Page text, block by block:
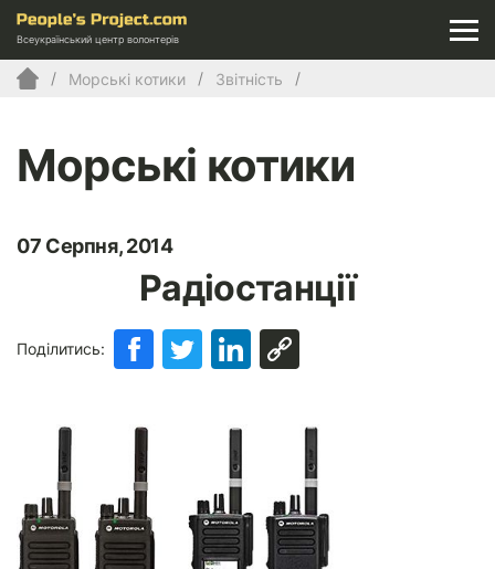
Всеукраїнський центр волонтерів
Морські котики Звітність
Морські котики
07 Серпня, 2014
Радіостанції
Поділитись: